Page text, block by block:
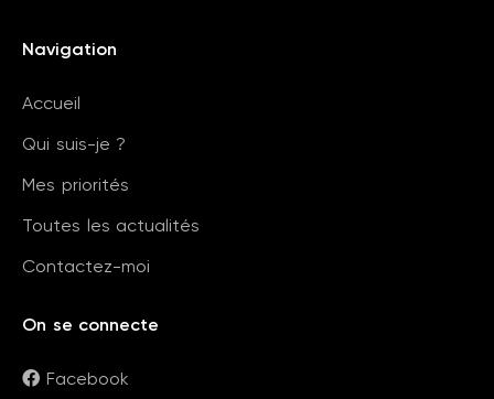
Navigation
Accueil
Qui suis-je ?
Mes priorités
Toutes les actualités
Contactez-moi
On se connecte
Facebook